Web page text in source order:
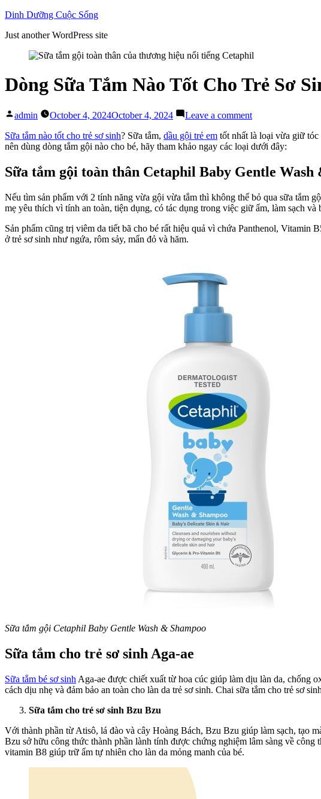
Skip
content
Dinh Dưỡng Cuộc Sống
Just another WordPress site
Dòng Sữa Tắm Nào Tốt Cho Trẻ Sơ
Posted
admin October 4, 2024October 4, 2024 Leave a commenton
Sữa
Tắm
Tốt
Cho
Sơ
Sinh
Nay?
Sữa tắm nào tốt cho trẻ sơ sinh? Sữa tắm, dầu gội trẻ em tốt nhất là loại vừa giữ tóc
nên dùng dòng tắm gội nào cho bé, hãy tham khảo ngay các loại dưới đây:
Sữa tắm gội toàn thân Cetaphil Baby Gentle Wash
Nếu tìm sản phẩm với 2 tính năng vừa gội vừa tắm thì không thể bỏ qua sữa tắm
mẹ yêu thích vì tính an toàn, tiện dụng, có tác dụng trong việc giữ ẩm, làm sạch và
Sản phẩm cũng trị viêm da tiết bã cho bé rất hiệu quả vì chứa Panthenol,
ở trẻ sơ sinh như ngứa, rôm sảy, mẩn đỏ và hăm.
Sữa tắm gội Cetaphil Baby Gentle Wash & Shampoo
Sữa tắm cho trẻ sơ sinh Aga-ae
Sữa tắm bé sơ sinh Aga-ae được chiết xuất từ hoa cúc giúp làm dịu làn da, chống
cách dịu nhẹ và đảm bảo an toàn cho làn da trẻ sơ sinh. Chai sữa tắm cho trẻ sơ
Sữa tắm cho trẻ sơ sinh Bzu Bzu
Với thành phần từ Atisô, lá đào và cây Hoàng Bách, Bzu Bzu giúp làm sạch, tạo
Bzu sở hữu công thức thành phần lành tính được chứng nghiệm lâm sàng về
vitamin B8 giúp trữ ẩm tự nhiên cho làn da mỏng manh của bé.